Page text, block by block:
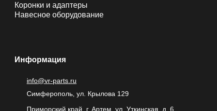
Коронки и адаптеры
Навесное оборудование
Информация
info@vr-parts.ru
Симферополь, ул. Крылова 129
Приморский край, г. Артем, ул. Уткинская, д. 6